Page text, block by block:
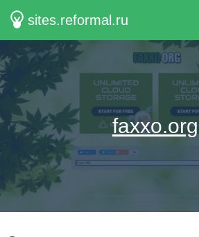
sites.reformal.ru
faxxo.org